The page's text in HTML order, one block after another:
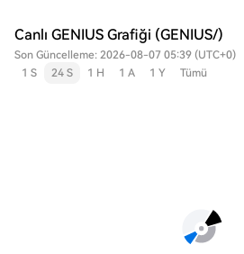
Canlı GENIUS Grafiği (GENIUS/)
Son Güncelleme: 2026-08-07 05:39 (UTC+0)
1 S
24 S 1 H 1 A 1 Y Tümü